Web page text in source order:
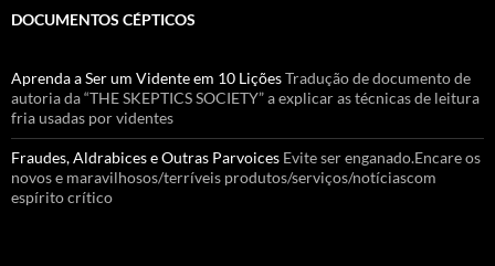
DOCUMENTOS CÉPTICOS
Aprenda a Ser um Vidente em 10 LiçõesTradução de documento de
autoria da “THE SKEPTICS SOCIETY” a explicar as técnicas de leitura
fria usadas por videntes
Fraudes, Aldrabices e Outras Parvoices Evite ser enganado.Encare os
novos e maravilhosos/terríveis produtos/serviços/notíciascom
espírito crítico